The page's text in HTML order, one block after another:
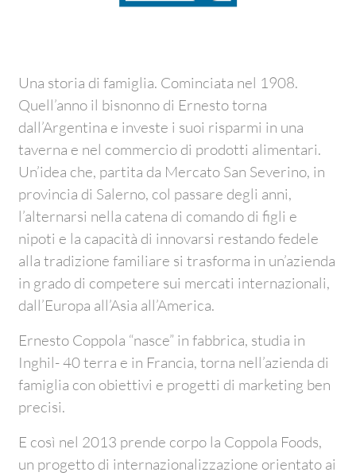
Una storia di famiglia. Cominciata nel 1908.
Quell’anno il bisnonno di Ernesto torna
dall’Argentina e investe i suoi risparmi in una
taverna e nel commercio di prodotti alimentari.
Un’idea che, partita da Mercato San Severino, in
provincia di Salerno, col passare degli anni,
l’alternarsi nella catena di comando di figli e
nipoti e la capacità di innovarsi restando fedele
alla tradizione familiare si trasforma in un’azienda
in grado di competere sui mercati internazionali,
dall’Europa all’Asia all’America.
Ernesto Coppola “nasce” in fabbrica, studia in
Inghil- 40 terra e in Francia, torna nell’azienda di
famiglia con obiettivi e progetti di marketing ben
precisi.
E così nel 2013 prende corpo la Coppola Foods,
un progetto di internazionalizzazione orientato ai